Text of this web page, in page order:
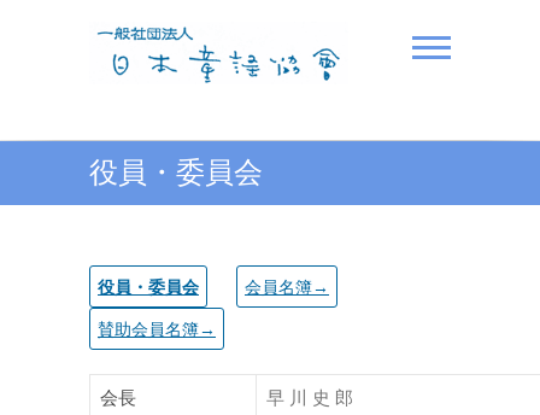
一般社団法人日本童謡協
会
役員・委員会
役員・委員会 会員名簿→
賛助会員名簿→
会長 早 川 史 郎